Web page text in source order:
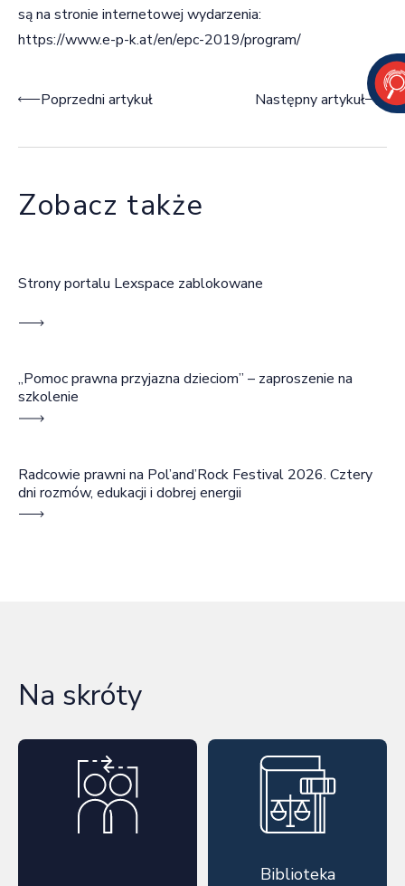
są na stronie internetowej wydarzenia:
https://www.e-p-k.at/en/epc-2019/program/
Nawigacja wpisu
Poprzedni artykuł Następny artykuł
Zobacz także
Strony portalu Lexspace zablokowane
„Pomoc prawna przyjazna dzieciom” – zaproszenie na
szkolenie
Radcowie prawni na Pol’and’Rock Festival 2026. Cztery
dni rozmów, edukacji i dobrej energii
Na skróty
Biblioteka